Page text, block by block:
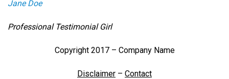
Jane Doe
Professional Testimonial Girl
Copyright 2017 – Company Name
Disclaimer – Contact